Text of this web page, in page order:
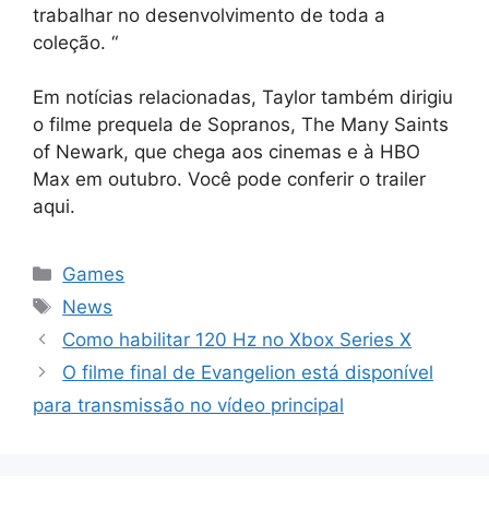
trabalhar no desenvolvimento de toda a
coleção. “
Em notícias relacionadas, Taylor também dirigiu
o filme prequela de Sopranos, The Many Saints
of Newark, que chega aos cinemas e à HBO
Max em outubro. Você pode conferir o trailer
aqui.
Categorias
Games
Tags
News
Como habilitar 120 Hz no Xbox Series X
O filme final de Evangelion está disponível
para transmissão no vídeo principal